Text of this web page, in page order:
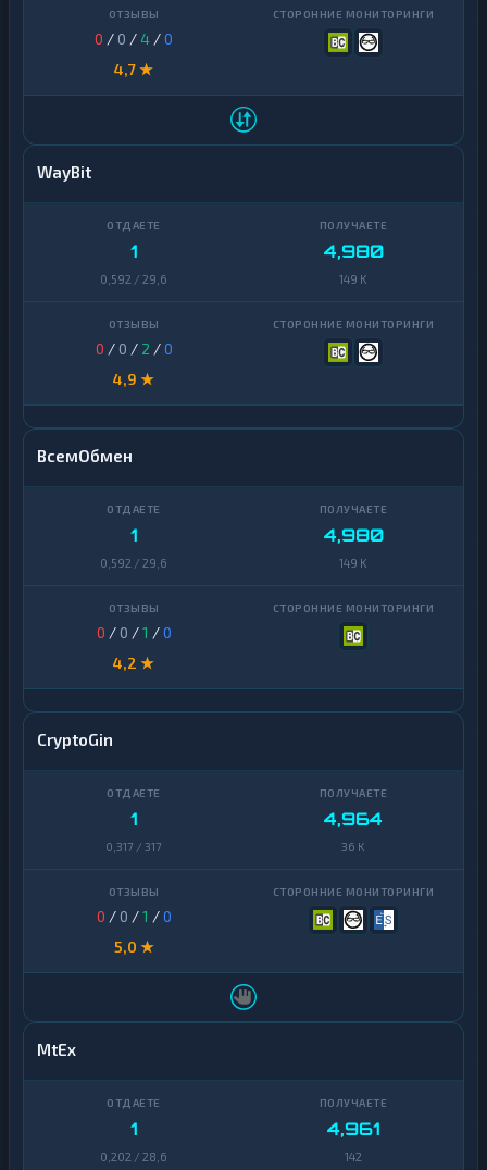
0 / 0 / 4 /0
4,7 ★
WayBit
1
0,592 / 29,6
4,980
149 K
0 / 0 / 2 /0
4,9 ★
ВсемОбмен
1
0,592 / 29,6
4,980
149 K
0 / 0 /1 /0
4,2 ★
CryptoGin
1
0,317 / 317
4,964
36 K
0 / 0 /1 /0
5,0 ★
MtEx
1
0,202 / 28,6
4,961
142